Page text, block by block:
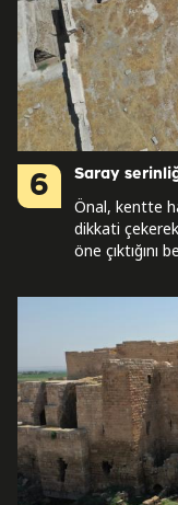
6 Saray
Önal, kentte
dikkati
öne çıktığını